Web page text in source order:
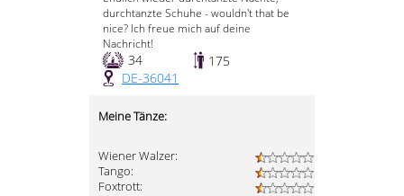
durchtanzte Schuhe - wouldn't that be
nice? Ich freue mich auf deine
Nachricht!
34
175
DE-36041
Meine Tänze:
Wiener Walzer:
Tango:
Foxtrott: